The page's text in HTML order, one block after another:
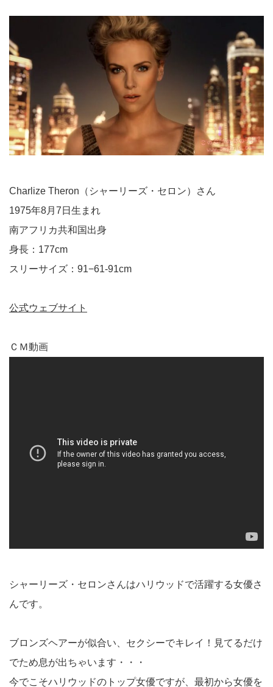
Charlize Theron（シャーリーズ・セロン）さん
1975年8月7日生まれ
南アフリカ共和国出身
身長：177cm
スリーサイズ：91−61-91cm
公式ウェブサイト
ＣＭ動画
シャーリーズ・セロンさんはハリウッドで活躍する女優さ
んです。
ブロンズヘアーが似合い、セクシーでキレイ！見てるだけ
でため息が出ちゃいます・・・
今でこそハリウッドのトップ女優ですが、最初から女優を